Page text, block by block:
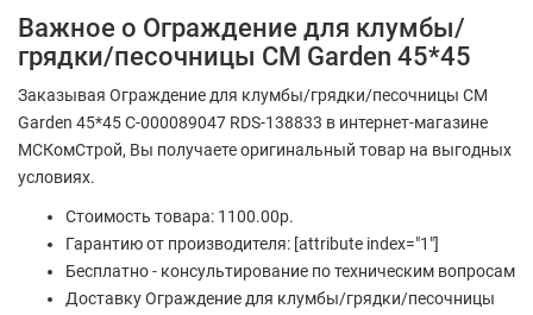
Важное о Ограждение для клумбы/
грядки/песочницы CM Garden 45*45
Заказывая Ограждение для клумбы/грядки/песочницы CM
Garden 45*45 С-000089047 RDS-138833 в интернет-магазине
МСКомСтрой, Вы получаете оригинальный товар на выгодных
условиях.
Стоимость товара: 1100.00р.
Гарантию от производителя: [attribute index="1"]
Бесплатно - консультирование по техническим вопросам
Доставку Ограждение для клумбы/грядки/песочницы